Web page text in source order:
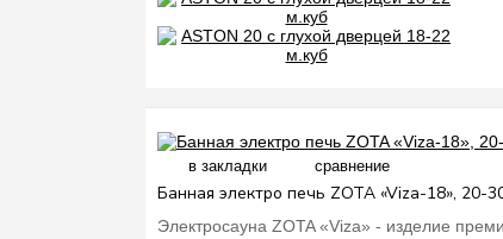
в закладки сравнение
Банная электро печь ZOTA «Viza-18», 20-
Электросауна ZOTA «Viza» - изделие